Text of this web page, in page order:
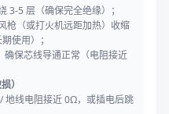
3-5 层（确保完全绝缘）；
枪（或打火机远距加热）收缩
使用）；
确保芯线导通正常（电阻接近
）
地线电阻接近 0Ω，或插电后跳